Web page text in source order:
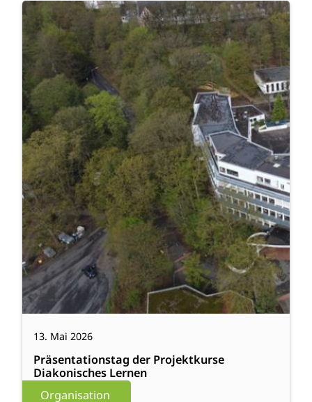
Organisation
13. Mai 2026
Präsentationstag der Projektkurse
Diakonisches Lernen
Weiterlesen:
Präsentationstag
der
Projektkurse
Diakonisches
Lernen